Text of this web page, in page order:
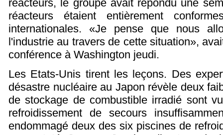
réacteurs, le groupe avait répondu une
réacteurs étaient entièrement
internationales. «Je pense que nous
l'industrie au travers de cette situation»,
conférence à Washington jeudi.
Les Etats-Unis tirent les leçons. Des
désastre nucléaire au Japon révèle deux
de stockage de combustible irradié sont
refroidissement de secours
endommagé deux des six piscines de